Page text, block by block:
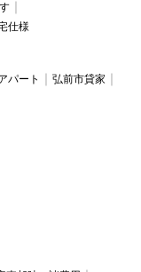
仕様
パート
弘前市貸家